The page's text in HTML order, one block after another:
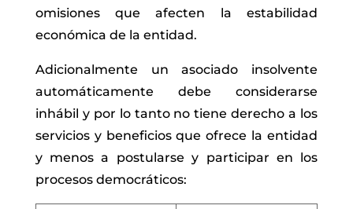
omisiones que afecten la estabilidad
económica de la entidad.
Adicionalmente un asociado insolvente
automáticamente debe considerarse
inhábil y por lo tanto no tiene derecho a los
servicios y beneficios que ofrece la entidad
y menos a postularse y participar en los
procesos democráticos: